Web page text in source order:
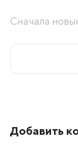
Сначала
Добавить